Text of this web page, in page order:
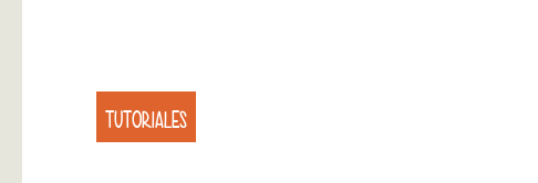
TUTORIALES